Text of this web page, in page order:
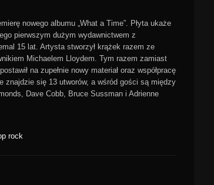
nowego albumu „What a Time”. Płyta ukaże
pierwszym dużym wydawnictwem z
15 lat. Artysta stworzył krążek razem ze
Michaelem Lloydem. Tym razem zamiast
na zupełnie nowy materiał oraz współpracę
znajdzie się 13 utworów, a wśród gości są między
Dave Cobb, Bruce Sussman i Adrienne
rock